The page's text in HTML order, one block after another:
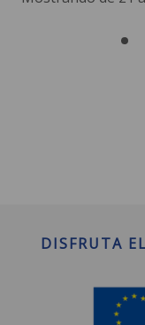
DISFRUTA